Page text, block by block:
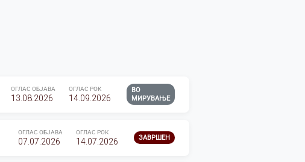
ОГЛАС ОБЈАВА
13.08.2026
ОГЛАС РОК
14.09.2026
ВО
МИРУВАЊЕ
ОГЛАС ОБЈАВА
07.07.2026
ОГЛАС РОК
14.07.2026 ЗАВРШЕН